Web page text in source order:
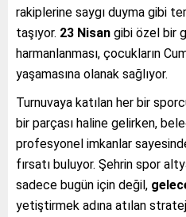
rakiplerine saygı duyma gibi
taşıyor. 23 Nisan gibi özel bir
harmanlanması, çocukların
yaşamasına olanak sağlıyor.
Turnuvaya katılan her bir
bir parçası haline gelirken,
profesyonel imkanlar
fırsatı buluyor. Şehrin spor
sadece bugün için değil,
yetiştirmek adına atılan